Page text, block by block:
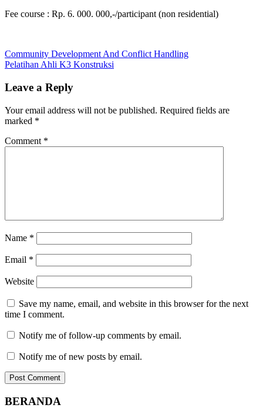
Fee course : Rp. 6. 000. 000,-/participant (non residential)
And
Resource
Estimate Tender
Post
navigation
Previous
Post:
Community Development And Conflict Handling
Next
Pelatihan Ahli K3 Konstruksi
Leave a Reply
Your email address will not be published. Required fields are
marked *
Comment *
Name *
Email *
Website
Save my name, email, and website in this browser for the next
time I comment.
Notify me of follow-up comments by email.
Notify me of new posts by email.
BERANDA